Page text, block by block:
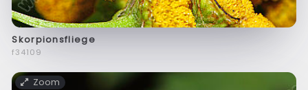
Skorpionsfliege
f34109
Zoom